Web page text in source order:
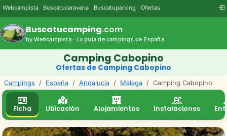
Webcampista Buscatucaravana Buscatuparking Ofertas
Buscatucamping.com
by Webcampista · La guía de campings de España
Camping Cabopino
Ofertas de Camping Cabopino
Campings / España / Andalucía / Málaga / Camping Cabopino
Ficha Ubicación Alojamientos Instalaciones